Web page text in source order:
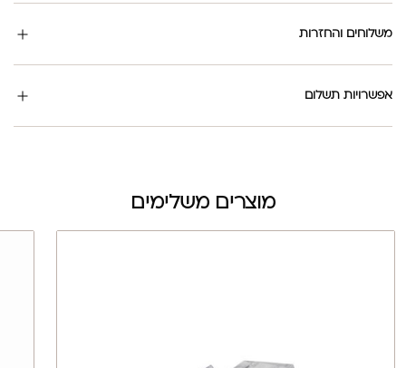
משלוחים והחזרות
אפשרויות תשלום
מוצרים משלימים